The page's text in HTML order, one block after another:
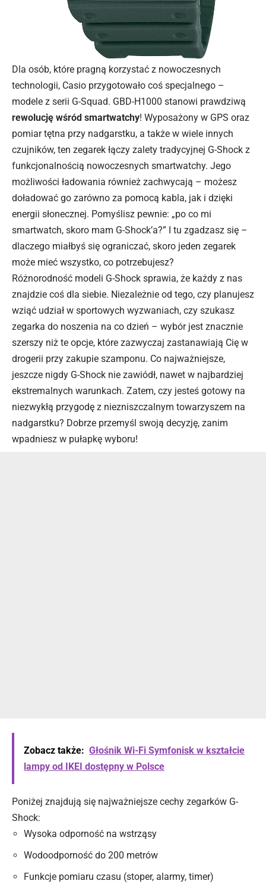
Dla osób, które pragną korzystać z nowoczesnych
technologii, Casio przygotowało coś specjalnego –
modele z serii G-Squad. GBD-H1000 stanowi prawdziwą
rewolucję wśród smartwatchy! Wyposażony w GPS oraz
pomiar tętna przy nadgarstku, a także w wiele innych
czujników, ten zegarek łączy zalety tradycyjnej G-Shock z
funkcjonalnością nowoczesnych smartwatchy. Jego
możliwości ładowania również zachwycają – możesz
doładować go zarówno za pomocą kabla, jak i dzięki
energii słonecznej. Pomyślisz pewnie: „po co mi
smartwatch, skoro mam G-Shock’a?” I tu zgadzasz się –
dlaczego miałbyś się ograniczać, skoro jeden zegarek
może mieć wszystko, co potrzebujesz?
Różnorodność modeli G-Shock sprawia, że każdy z nas
znajdzie coś dla siebie. Niezależnie od tego, czy planujesz
wziąć udział w sportowych wyzwaniach, czy szukasz
zegarka do noszenia na co dzień – wybór jest znacznie
szerszy niż te opcje, które zazwyczaj zastanawiają Cię w
drogerii przy zakupie szamponu. Co najważniejsze,
jeszcze nigdy G-Shock nie zawiódł, nawet w najbardziej
ekstremalnych warunkach. Zatem, czy jesteś gotowy na
niezwykłą przygodę z niezniszczalnym towarzyszem na
nadgarstku? Dobrze przemyśl swoją decyzję, zanim
wpadniesz w pułapkę wyboru!
Zobacz także: Głośnik Wi-Fi Symfonisk w kształcie
lampy od IKEI dostępny w Polsce
Poniżej znajdują się najważniejsze cechy zegarków G-
Shock:
Wysoka odporność na wstrząsy
Wodoodporność do 200 metrów
Funkcje pomiaru czasu (stoper, alarmy, timer)